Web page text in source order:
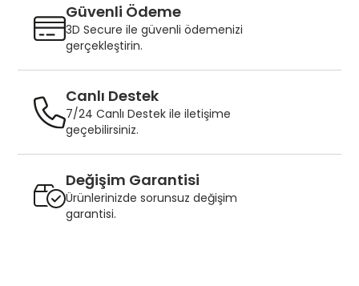
Güvenli Ödeme
3D Secure ile güvenli ödemenizi
gerçekleştirin.
Canlı Destek
7/24 Canlı Destek ile iletişime
geçebilirsiniz.
Değişim Garantisi
Ürünlerinizde sorunsuz değişim
garantisi.